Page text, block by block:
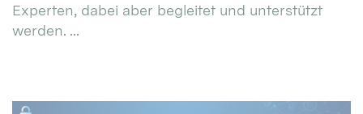
Experten, dabei aber begleitet und unterstützt
werden. ...